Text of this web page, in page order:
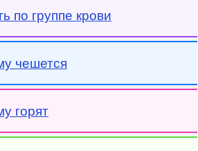
по группе крови
чешется
горят